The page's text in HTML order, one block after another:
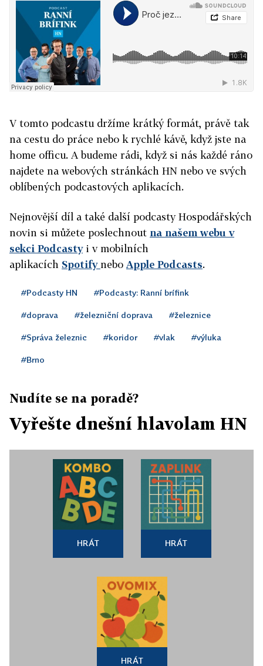
V tomto podcastu držíme krátký formát, právě tak
na cestu do práce nebo k rychlé kávě, když jste na
home officu. A budeme rádi, když si nás každé ráno
najdete na webových stránkách HN nebo ve svých
oblíbených podcastových aplikacích.
Nejnovější díl a také další podcasty Hospodářských
novin si můžete poslechnout na našem webu v
sekci Podcastyi v mobilních
aplikacích Spotifynebo Apple Podcasts.
#Podcasty HN #Podcasty: Ranní brífink
#doprava #železniční doprava #železnice
#Správa železnic #koridor #vlak #výluka
#Brno
Nudíte se na poradě?
Vyřešte dnešní hlavolam HN
HRÁT HRÁT
HRÁT